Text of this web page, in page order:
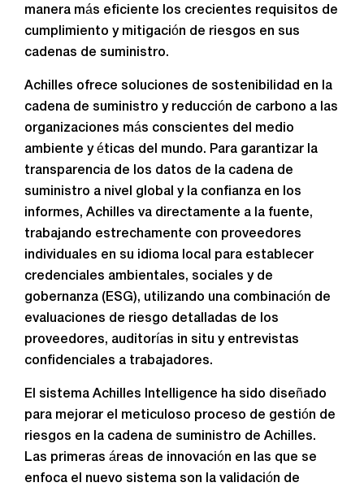
manera más eficiente los crecientes requisitos de
cumplimiento y mitigación de riesgos en sus
cadenas de suministro.
Achilles ofrece soluciones de sostenibilidad en la
cadena de suministro y reducción de carbono a las
organizaciones más conscientes del medio
ambiente y éticas del mundo. Para garantizar la
transparencia de los datos de la cadena de
suministro a nivel global y la confianza en los
informes, Achilles va directamente a la fuente,
trabajando estrechamente con proveedores
individuales en su idioma local para establecer
credenciales ambientales, sociales y de
gobernanza (ESG), utilizando una combinación de
evaluaciones de riesgo detalladas de los
proveedores, auditorías in situ y entrevistas
confidenciales a trabajadores.
El sistema Achilles Intelligence ha sido diseñado
para mejorar el meticuloso proceso de gestión de
riesgos en la cadena de suministro de Achilles.
Las primeras áreas de innovación en las que se
enfoca el nuevo sistema son la validación de